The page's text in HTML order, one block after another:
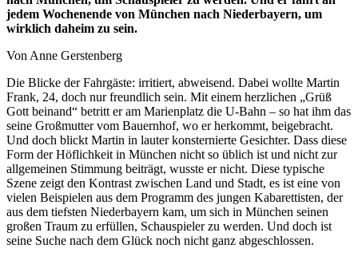
jedem Wochenende von München nach Niederbayern, um
wirklich daheim zu sein.
Von Anne Gerstenberg
Die Blicke der Fahrgäste: irritiert, abweisend. Dabei wollte Martin
Frank, 24, doch nur freundlich sein. Mit einem herzlichen „Grüß
Gott beinand“ betritt er am Marienplatz die U-Bahn – so hat ihm das
seine Großmutter vom Bauernhof, wo er herkommt, beigebracht.
Und doch blickt Martin in lauter konsternierte Gesichter. Dass diese
Form der Höflichkeit in München nicht so üblich ist und nicht zur
allgemeinen Stimmung beiträgt, wusste er nicht. Diese typische
Szene zeigt den Kontrast zwischen Land und Stadt, es ist eine von
vielen Beispielen aus dem Programm des jungen Kabarettisten, der
aus dem tiefsten Niederbayern kam, um sich in München seinen
großen Traum zu erfüllen, Schauspieler zu werden. Und doch ist
seine Suche nach dem Glück noch nicht ganz abgeschlossen.